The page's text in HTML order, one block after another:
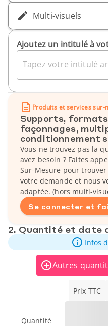
Multi-visuels
Ajoutez un intitulé à
Tapez votre intitulé
Produits et services sur-
Supports,
façonnages,
conditionnement
Vous ne trouvez pas la
avez besoin ? Faites
Sur-Mesure pour
votre demande et nous
adaptée. (hors multi-
Se connecter et
2. Quantité et date
Infos
Autres
Prix TTC
Quantité